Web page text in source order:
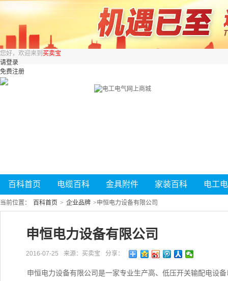
您好，欢迎来到 买卖宝
请登录
免费注册
百科首页 电缆百科 金具附件 家装百科 电工
当前位置： 百科首页 > 企业品牌 >申恒电力设备有限公司
申恒电力设备有限公司
2016-07-25 来源：买卖宝 分享：
申恒电力设备有限公司是一家专业生产高、低压开关输配电设